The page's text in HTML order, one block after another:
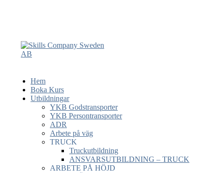
Hem
Boka Kurs
Utbildningar
YKB Godstransporter
YKB Persontransporter
ADR
Arbete på väg
TRUCK
Truckutbildning
ANSVARSUTBILDNING – TRUCK
ARBETE PÅ HÖJD